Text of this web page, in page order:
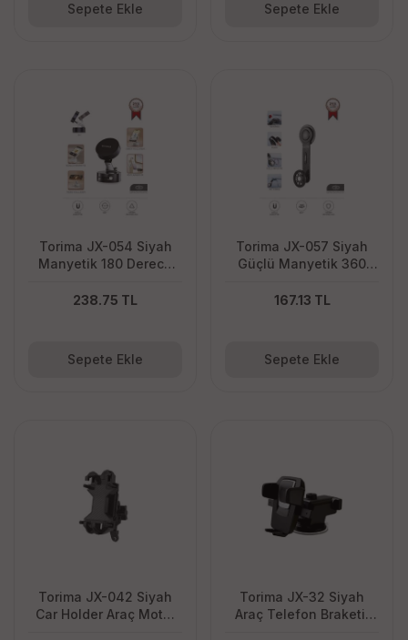
Sepete Ekle Sepete Ekle
Torima JX-054 Siyah
Manyetik 180 Derece
Telefon Tutucu
238.75 TL
Sepete Ekle
Torima JX-057 Siyah
Güçlü Manyetik 360
Sarsıntı Önler Araç İçi
167.13 TL
Sepete Ekle
Torima JX-042 Siyah
Car Holder Araç Motor
Torima JX-32 Siyah
Araç Telefon Braketi,